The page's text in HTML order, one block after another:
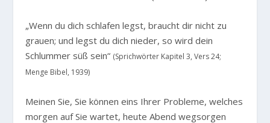
„Wenn du dich schlafen legst, braucht dir nicht zu
grauen; und legst du dich nieder, so wird dein
Schlummer süß sein“ (Sprichwörter Kapitel 3, Vers 24;
Menge Bibel, 1939)
Meinen Sie, Sie können eins Ihrer Probleme, welches
morgen auf Sie wartet, heute Abend wegsorgen